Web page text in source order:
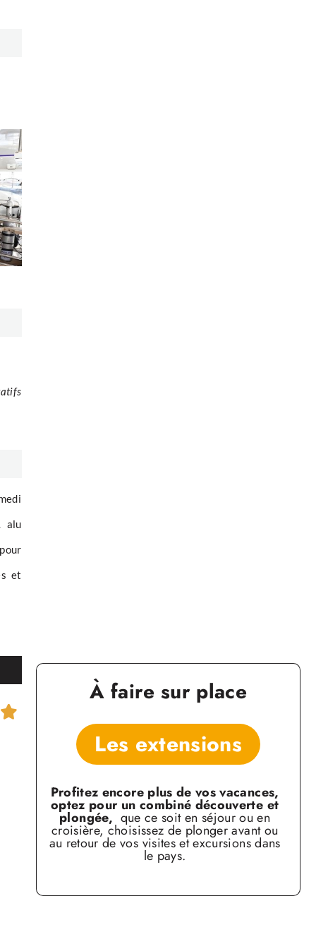
alu
et
À faire sur place
Les extensions
Profitez encore plus de vos vacances,
optez pour un combiné découverte et
plongée, que ce soit en séjour ou en
croisière, choisissez de plonger avant ou
au retour de vos visites et excursions dans
le pays.